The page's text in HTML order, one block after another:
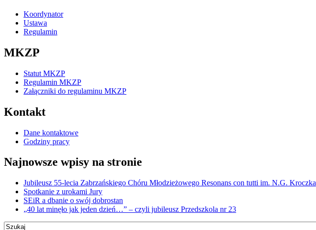
Koordynator
Ustawa
Regulamin
MKZP
Statut MKZP
Regulamin MKZP
Załączniki do regulaminu MKZP
Kontakt
Dane kontaktowe
Godziny pracy
Najnowsze wpisy na stronie
Jubileusz 55-lecia Zabrzańskiego Chóru Młodzieżowego Resonans con tutti im. N.G. Kroczka
Spotkanie z urokami Jury
SEiR a dbanie o swój dobrostan
„40 lat minęło jak jeden dzień…” – czyli jubileusz Przedszkola nr 23